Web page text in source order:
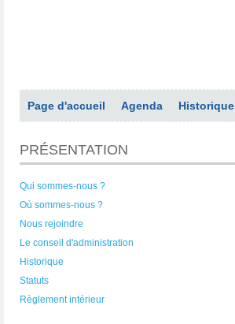
Page d'accueil Agenda Historique
PRÉSENTATION
Qui sommes-nous ?
Où sommes-nous ?
Nous rejoindre
Le conseil d'administration
Historique
Statuts
Règlement intérieur